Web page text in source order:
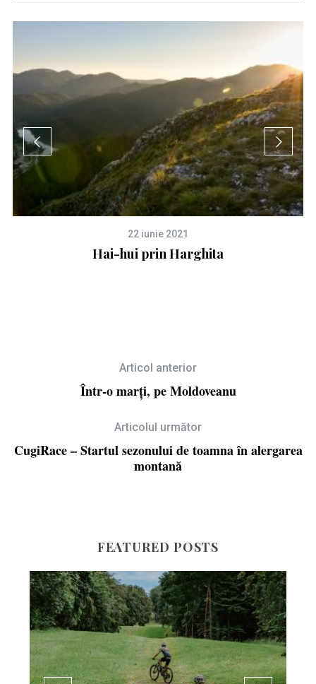
22 iunie 2021
Hai-hui prin Harghita
Articol anterior
Într-o marți, pe Moldoveanu
Articolul următor
CugiRace – Startul sezonului de toamna în alergarea
montană
FEATURED POSTS